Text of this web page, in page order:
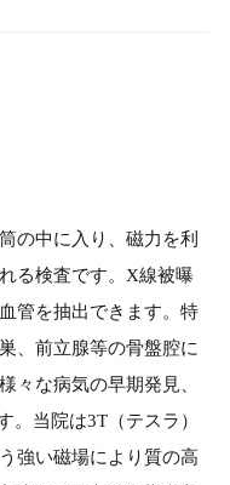
の中に入り、磁力を利
る検査です。X線被曝
管を抽出できます。特
、前立腺等の骨盤腔に
々な病気の早期発見、
。当院は3T（テスラ）
強い磁場により質の高